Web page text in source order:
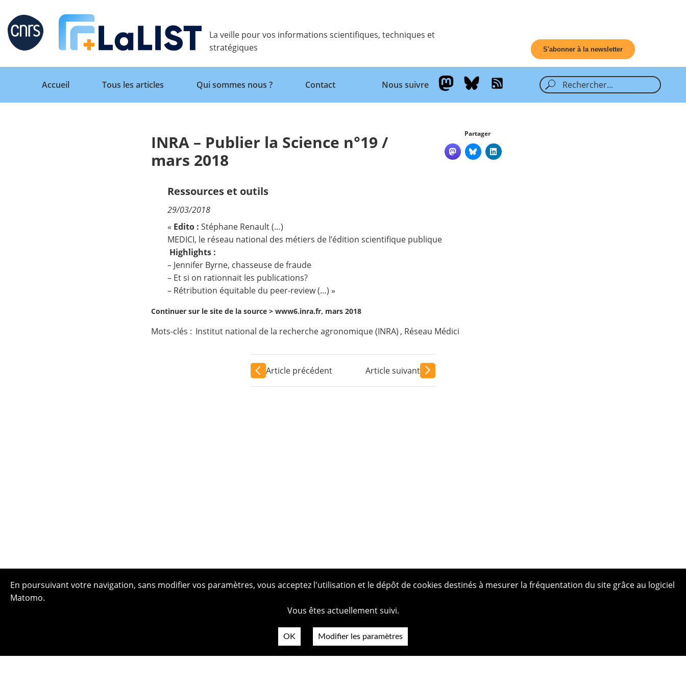
Retour
La veille pour vos informations scientifiques, techniques et
stratégiques
S'abonner à la newsletter
Retour
Accueil
Tous les articles Qui sommes nous ? Contact Nous suivre
INRA – Publier la Science n°19 /
mars 2018
Partager
Ressources et outils
29/03/2018
« Edito : Stéphane Renault (…)
MEDICI, le réseau national des métiers de l’édition scientifique publique
Highlights :
– Jennifer Byrne, chasseuse de fraude
– Et si on rationnait les publications?
– Rétribution équitable du peer-review (…) »
Continuer sur le site de la source > www6.inra.fr, mars 2018
Mots-clés : Institut national de la recherche agronomique (INRA) , Réseau Médici
Article précédent Article suivant
En poursuivant votre navigation, sans modifier vos paramètres, vous acceptez l'utilisation et le dépôt de cookies destinés à mesurer la fréquentation du site grâce au logiciel
Matomo.
Vous êtes actuellement suivi.
OK Modifier les paramètres